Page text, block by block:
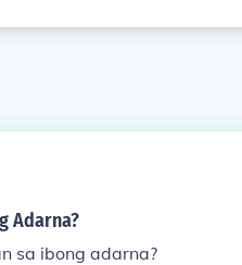
Adarna?
sa ibong adarna?